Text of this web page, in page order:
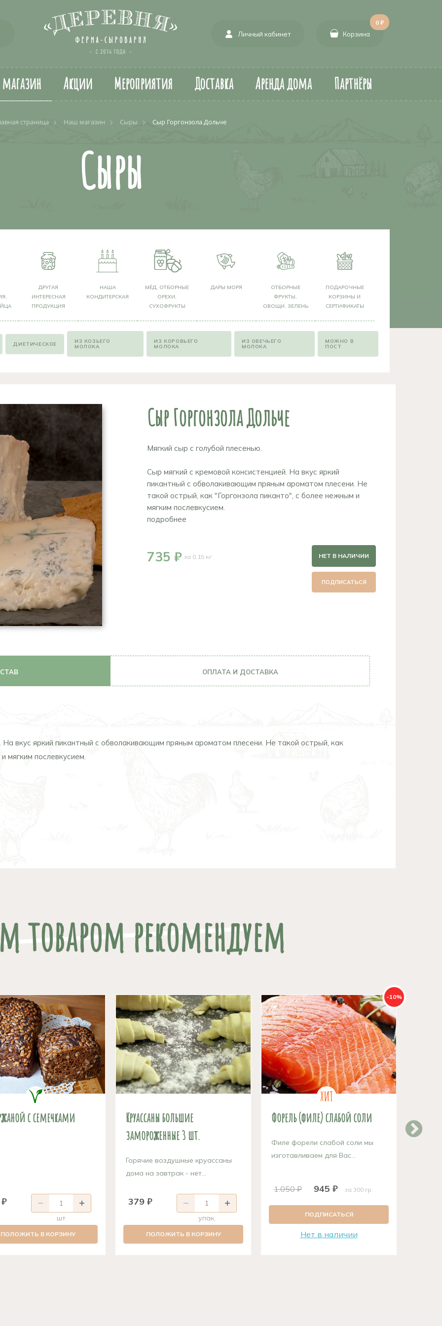
Личный кабинет
0 ₽
Корзина
магазин Акции Мероприятия Доставка Аренда дома Партнёры
страница Наш магазин Сыры Сыр Горгонзола Дольче
Сыры
ДРУГАЯ
ИНТЕРЕСНАЯ
ПРОДУКЦИЯ
НАША
КОНДИТЕРСКАЯ
МЁД, ОТБОРНЫЕ
ОРЕХИ,
СУХОФРУКТЫ
ДАРЫ МОРЯ
ОТБОРНЫЕ
ФРУКТЫ,
ОВОЩИ, ЗЕЛЕНЬ
ПОДАРОЧНЫЕ
КОРЗИНЫ И
СЕРТИФИКАТЫ
ДИЕТИЧЕСКОЕ
ИЗ КОЗЬЕГО
МОЛОКА
ИЗ КОРОВЬЕГО
МОЛОКА
ИЗ ОВЕЧЬЕГО
МОЛОКА
МОЖНО В
ПОСТ
Сыр Горгонзола Дольче
Мягкий сыр с голубой плесенью.
Сыр мягкий с кремовой консистенцией. На вкус яркий
пикантный с обволакивающим пряным ароматом плесени. Не
такой острый, как "Горгонзола пиканто", с более нежным и
мягким послевкусием.
подробнее
735 ₽ за 0.15 кг НЕТ В НАЛИЧИИ
ПОДПИСАТЬСЯ
ОПЛАТА И ДОСТАВКА
На вкус яркий пикантный с обволакивающим пряным ароматом плесени. Не такой острый, как
мягким послевкусием.
товаром рекомендуем
с семечками
шт
ПОЛОЖИТЬ В КОРЗИНУ
Круассаны большие
замороженные 3 шт.
Горячие воздушные круассаны
дома на завтрак - нет...
379 ₽
упак.
ПОЛОЖИТЬ В КОРЗИНУ
-10%
Форель (филе) слабой соли
Филе форели слабой соли мы
изготавливаем для Вас...
1.050 ₽ 945 ₽ за 300 гр.
ПОДПИСАТЬСЯ
Нет в наличии